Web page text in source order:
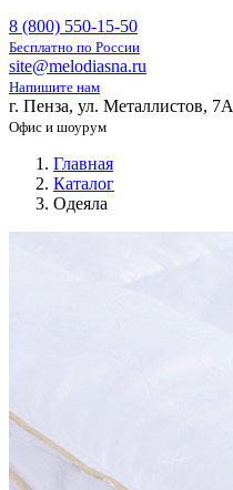
8 (800) 550-15-50
Бесплатно по России
site@melodiasna.ru
Напишите нам
г. Пенза, ул. Металлистов, 7А
Офис и шоурум
Главная
Каталог
Одеяла